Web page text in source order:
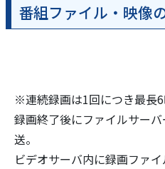
番組ファイル・映像
※連続録画は1回につき最長6
録画終了後にファイルサー
送。
ビデオサーバ内に録画ファイ